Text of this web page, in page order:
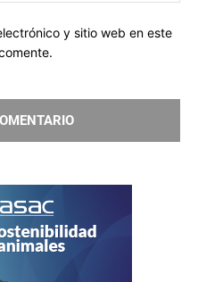
y sitio web en este